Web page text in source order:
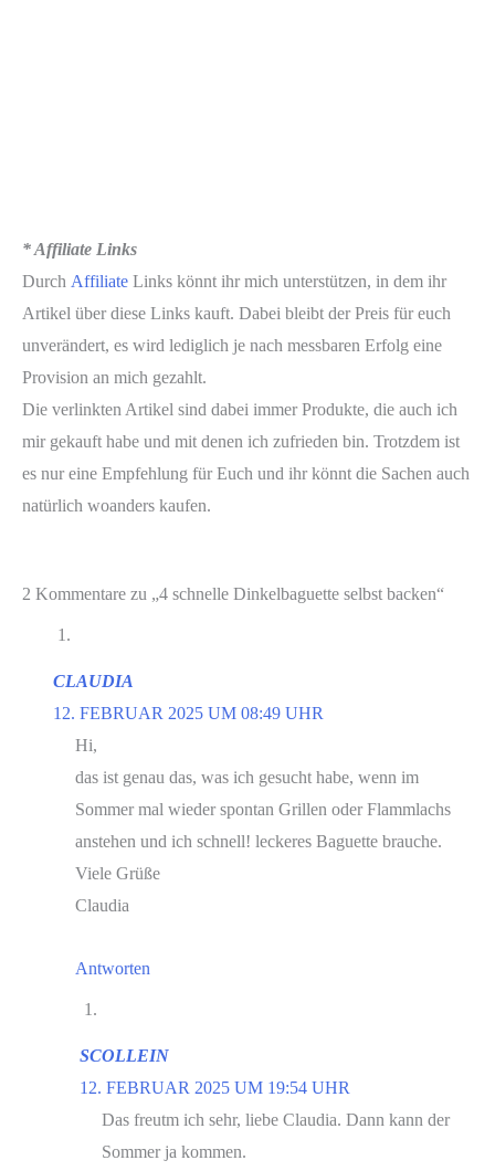
* Affiliate Links
Durch Affiliate Links könnt ihr mich unterstützen, in dem ihr
Artikel über diese Links kauft. Dabei bleibt der Preis für euch
unverändert, es wird lediglich je nach messbaren Erfolg eine
Provision an mich gezahlt.
Die verlinkten Artikel sind dabei immer Produkte, die auch ich
mir gekauft habe und mit denen ich zufrieden bin. Trotzdem ist
es nur eine Empfehlung für Euch und ihr könnt die Sachen auch
natürlich woanders kaufen.
2 Kommentare zu „4 schnelle Dinkelbaguette selbst backen“
CLAUDIA
12. FEBRUAR 2025 UM 08:49 UHR
Hi,
das ist genau das, was ich gesucht habe, wenn im
Sommer mal wieder spontan Grillen oder Flammlachs
anstehen und ich schnell! leckeres Baguette brauche.
Viele Grüße
Claudia
Antworten
SCOLLEIN
12. FEBRUAR 2025 UM 19:54 UHR
Das freutm ich sehr, liebe Claudia. Dann kann der
Sommer ja kommen.